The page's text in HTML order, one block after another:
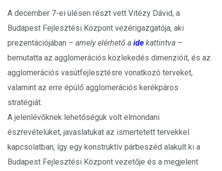
A december 7-ei ülésen részt vett Vitézy Dávid, a
Budapest Fejlesztési Központ vezérigazgatója, aki
prezentációjában – amely elérhető a ide kattintva –
bemutatta az agglomerációs közlekedés dimenzióit, és az
agglomerációs vasútfejlesztésre vonatkozó terveket,
valamint az erre épülő agglomerációs kerékpáros
stratégiát.
A jelenlévőknek lehetőségük volt elmondani
észrevételüket, javaslatukat az ismertetett tervekkel
kapcsolatban, így egy konstruktív párbeszéd alakult ki a
Budapest Fejlesztési Központ vezetője és a megjelent